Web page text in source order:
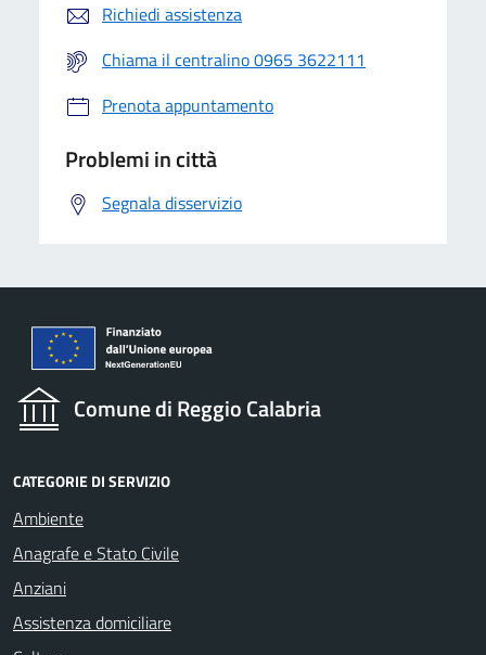
Richiedi assistenza
Chiama il centralino 0965 3622111
Prenota appuntamento
Problemi in città
Segnala disservizio
Comune di Reggio Calabria
CATEGORIE DI SERVIZIO
Ambiente
Anagrafe e Stato Civile
Anziani
Assistenza domiciliare